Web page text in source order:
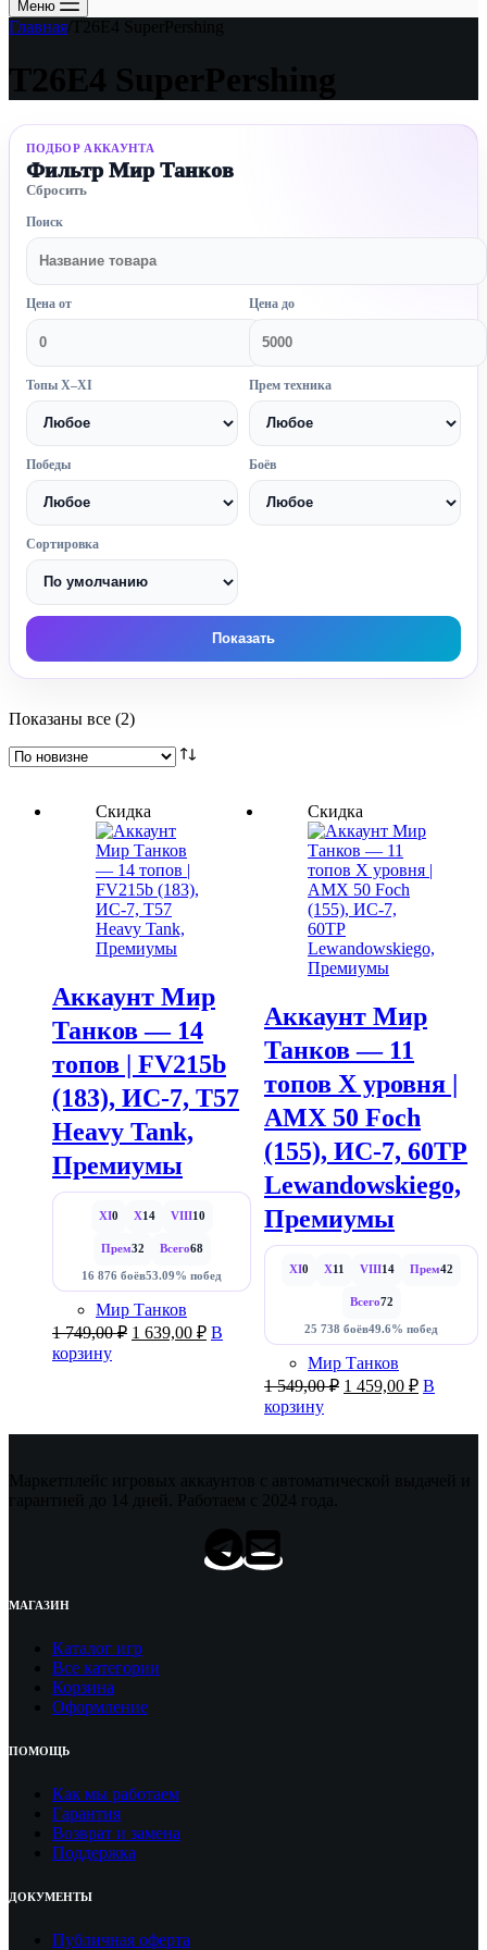
Меню
Главная T26E4 SuperPershing
T26E4 SuperPershing
ПОДБОР АККАУНТА
Фильтр Мир Танков
Сбросить
Поиск
Цена от Цена до
Топы X–XI Прем техника
Победы Боёв
Сортировка
Показать
Показаны все (2)Сортировка:
недавние
Скидка
Аккаунт Мир
Танков — 14
топов | FV215b
(183), ИС-7, T57
Heavy Tank,
Премиумы
XI0 X14 VIII10
Прем32 Всего68
16 876 боёв53.09% побед
Мир Танков
1 749,00₽ Первоначальная
1 639,00 ₽Текущая
639,00 ₽.
В
корзину
Скидка
Аккаунт Мир
Танков — 11
топов X уровня |
AMX 50 Foch
(155), ИС-7, 60TP
Lewandowskiego,
Премиумы
XI0 X11 VIII14 Прем42
Всего72
25 738 боёв49.6% побед
Мир Танков
1 549,00₽ Первоначальная
1
1 459,00 ₽Текущая
В
корзину
Маркетплейс игровых аккаунтов с автоматической выдачей и
гарантией до 14 дней. Работаем с 2024 года.
МАГАЗИН
Каталог игр
Все категории
Корзина
Оформление
ПОМОЩЬ
Как мы работаем
Гарантия
Возврат и замена
Поддержка
ДОКУМЕНТЫ
Публичная оферта